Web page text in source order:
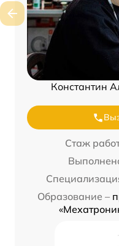
Константин
Стаж
Образование –